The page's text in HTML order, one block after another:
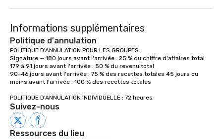
Informations supplémentaires
Politique d'annulation
POLITIQUE D'ANNULATION POUR LES GROUPES :
Signature — 180 jours avant l'arrivée : 25 % du chiffre d'affaires total
179 à 91 jours avant l'arrivée : 50 % du revenu total
90-46 jours avant l'arrivée : 75 % des recettes totales 45 jours ou
moins avant l'arrivée : 100 % des recettes totales
POLITIQUE D'ANNULATION INDIVIDUELLE : 72 heures
Suivez-nous
Ressources du lieu